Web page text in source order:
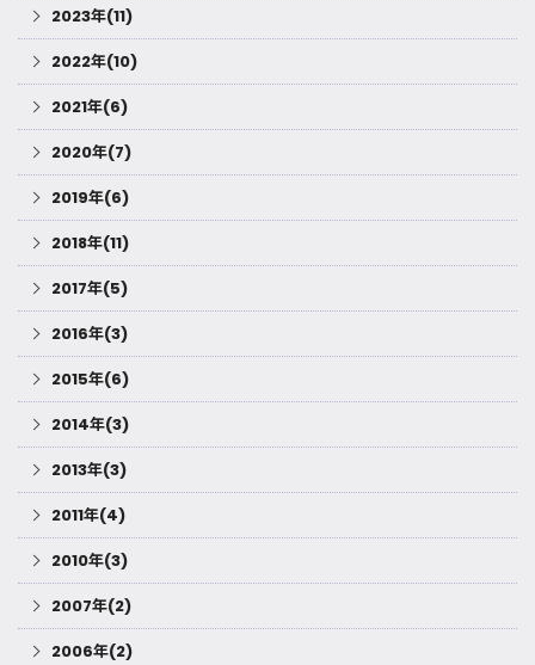
2023年(11)
2022年(10)
2021年(6)
2020年(7)
2019年(6)
2018年(11)
2017年(5)
2016年(3)
2015年(6)
2014年(3)
2013年(3)
2011年(4)
2010年(3)
2007年(2)
2006年(2)